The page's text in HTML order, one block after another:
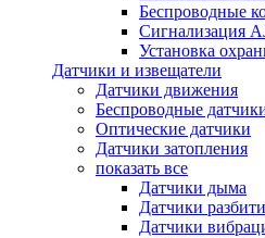
Беспроводные
Сигнализация
Установка
Датчики и извещатели
Датчики движения
Беспроводные
Оптические датчики
Датчики затопления
показать все
Датчики дыма
Датчики
Датчики